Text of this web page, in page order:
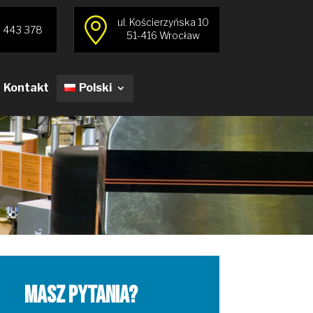
ul. Kościerzyńska 10
51-416 Wrocław
443 378
Kontakt Polski
Masz pytania?